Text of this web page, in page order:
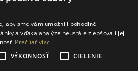
aby sme vám umožnili pohodlné
a vďaka analýze neustále zlepšovali jej
Prečítať viac
VÝKONNOSŤ CIELENIE